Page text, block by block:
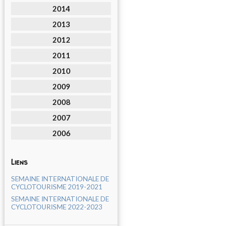
2014
2013
2012
2011
2010
2009
2008
2007
2006
Liens
SEMAINE INTERNATIONALE DE
CYCLOTOURISME 2019-2021
SEMAINE INTERNATIONALE DE
CYCLOTOURISME 2022-2023